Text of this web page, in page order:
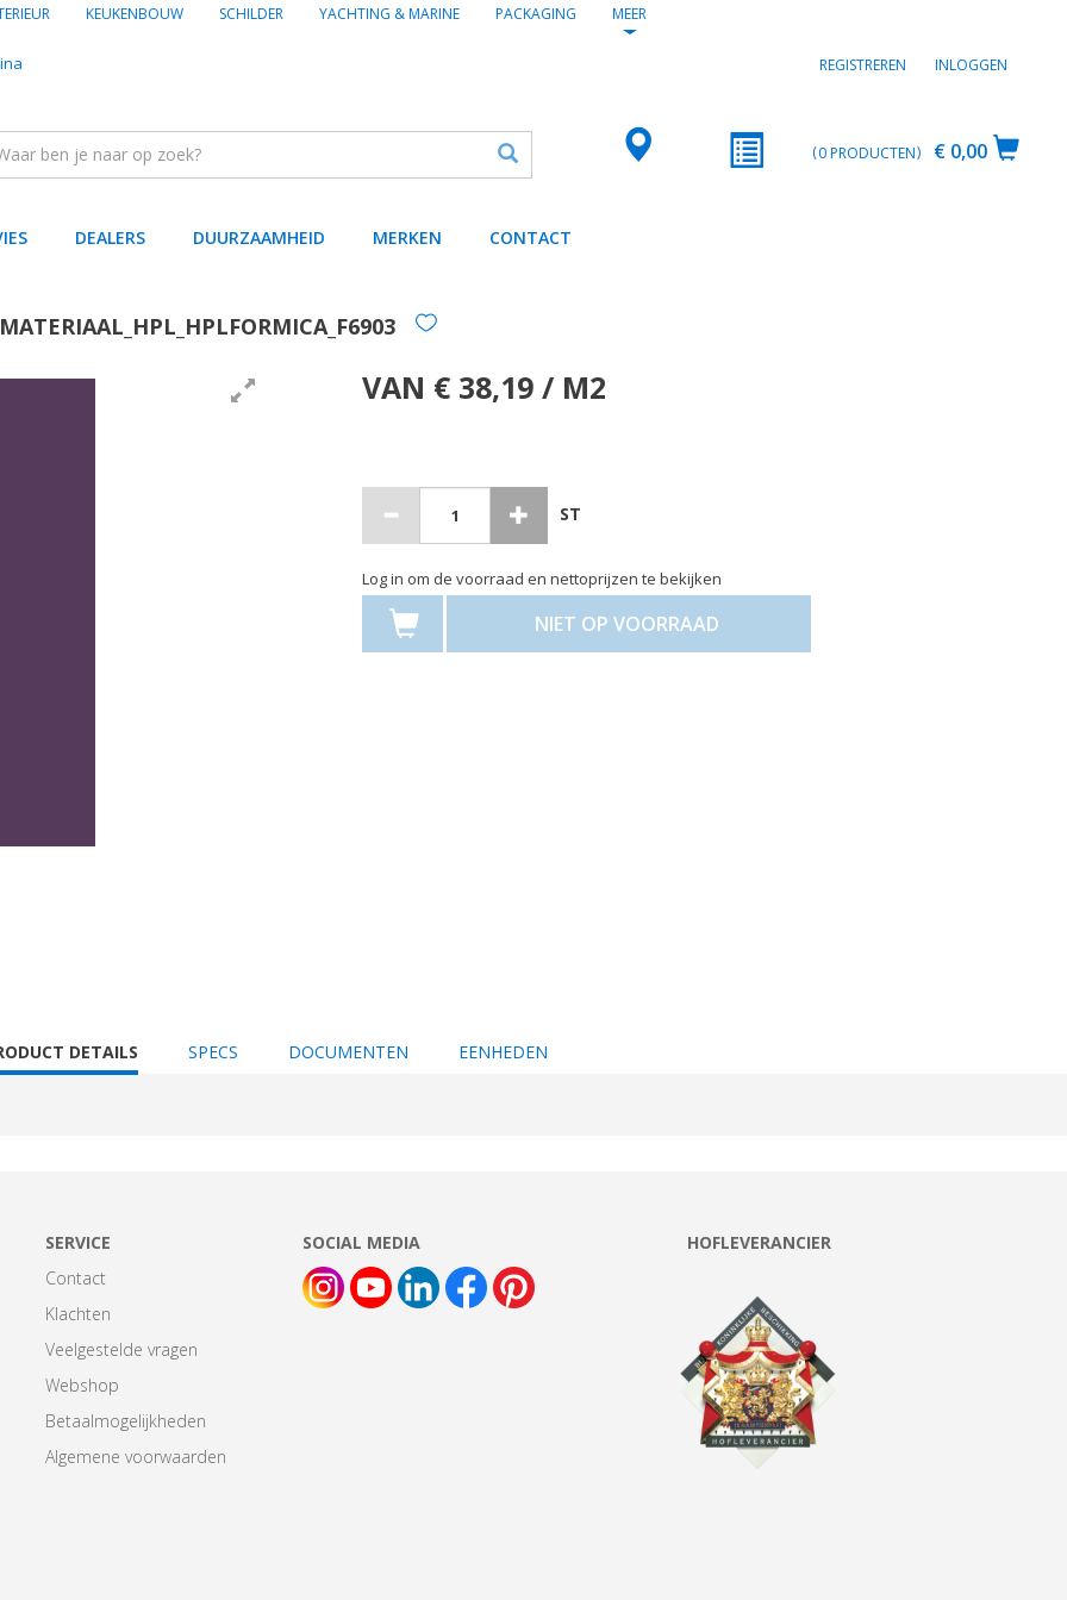
KEUKENBOUW SCHILDER YACHTING & MARINE PACKAGING MEER
REGISTREREN INLOGGEN
€ 0,00
0PRODUCTEN
DEALERS DUURZAAMHEID MERKEN CONTACT
VAN € 38,19 / M2
ST
Log in om de voorraad en nettoprijzen te bekijken
NIET OP VOORRAAD
DETAILS SPECS DOCUMENTEN EENHEDEN
SERVICE
Contact
Klachten
Veelgestelde vragen
Webshop
Betaalmogelijkheden
Algemene voorwaarden
SOCIAL MEDIA HOFLEVERANCIER